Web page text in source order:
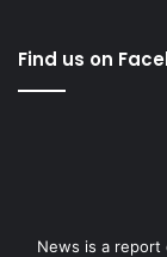
Find us on
News is a report